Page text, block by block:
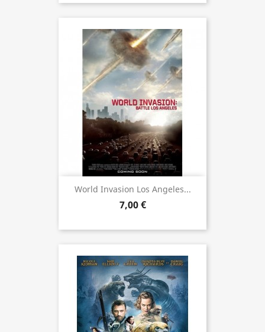
World Invasion Los Angeles...
7,00 €